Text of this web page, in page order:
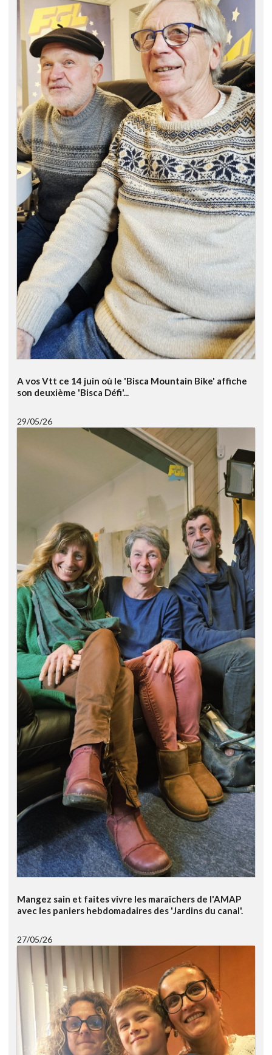
A vos Vtt ce 14 juin où le 'Bisca Mountain Bike' affiche
son deuxième 'Bisca Défi'...
29/05/26
Mangez sain et faites vivre les maraîchers de l'AMAP
avec les paniers hebdomadaires des 'Jardins du canal'.
27/05/26